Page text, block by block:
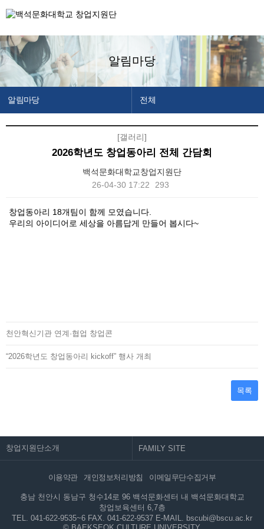
알림마당
알림마당
창업지원단 소개
알림마당
전체
공지사항
창업캘린더
[갤러리]
2026학년도 창업동아리 전체 간담회
백석문화대학교창업지원단
26-04-30 17:22
293
본문
창업동아리 18개팀이 함께 모였습니다.
우리의 아이디어로 세상을 아름답게 만들어 봅시다~
천안혁신기관 연계·협업 창업콘
“2026학년도 창업동아리 kickoff” 행사 개최
목록
창업지원단소개
이용약관 개인정보처리방침 이메일무단수집거부
충남 천안시 동남구 청수14로 96 백석문화센터 내 백석문화대학교
창업보육센터 6,7층
TEL. 041-622-9535~6 FAX. 041-622-9537 E-MAIL. bscubi@bscu.ac.kr